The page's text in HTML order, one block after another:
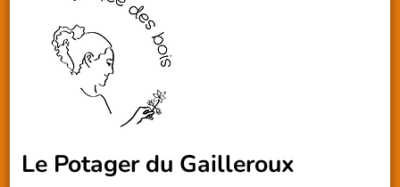
Le Potager du Gailleroux